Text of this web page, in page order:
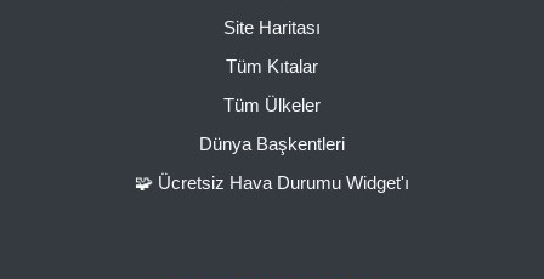
Site Haritası
Tüm Kıtalar
Tüm Ülkeler
Dünya Başkentleri
🧩 Ücretsiz Hava Durumu Widget'ı